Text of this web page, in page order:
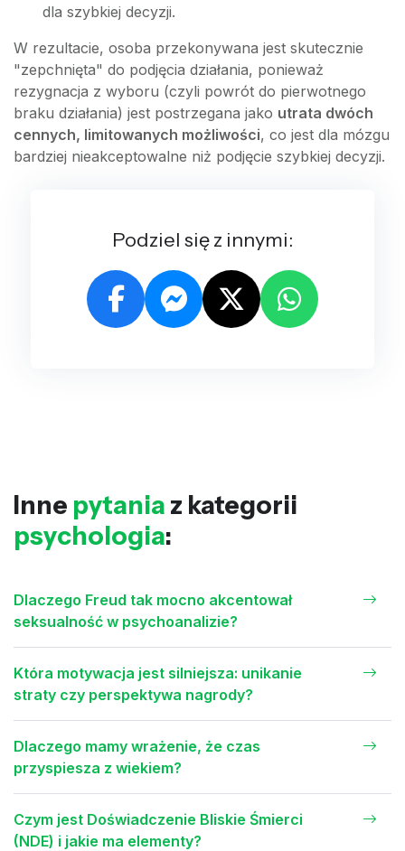
dla szybkiej decyzji.
W rezultacie, osoba przekonywana jest skutecznie
"zepchnięta" do podjęcia działania, ponieważ
rezygnacja z wyboru (czyli powrót do pierwotnego
braku działania) jest postrzegana jako utrata dwóch
cennych, limitowanych możliwości, co jest dla mózgu
bardziej nieakceptowalne niż podjęcie szybkiej decyzji.
Podziel się z innymi:
Inne pytania z kategorii
psychologia:
Dlaczego Freud tak mocno akcentował
seksualność w psychoanalizie?
Która motywacja jest silniejsza: unikanie
straty czy perspektywa nagrody?
Dlaczego mamy wrażenie, że czas
przyspiesza z wiekiem?
Czym jest Doświadczenie Bliskie Śmierci
(NDE) i jakie ma elementy?